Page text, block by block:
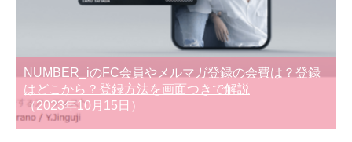
NUMBER_iのFC会員やメルマガ登録の会費は？登録
はどこから？登録方法を画面つきで解説
（2023年10月15日）